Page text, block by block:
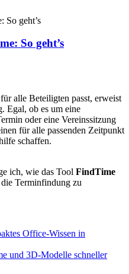
So geht’s
So geht’s
alle Beteiligten passt, erweist
Egal, ob es um eine
oder eine Vereinssitzung
für alle passenden Zeitpunkt
schaffen.
ich, wie das Tool FindTime
Terminfindung zu
Office-Wissen in
und 3D-Modelle schneller